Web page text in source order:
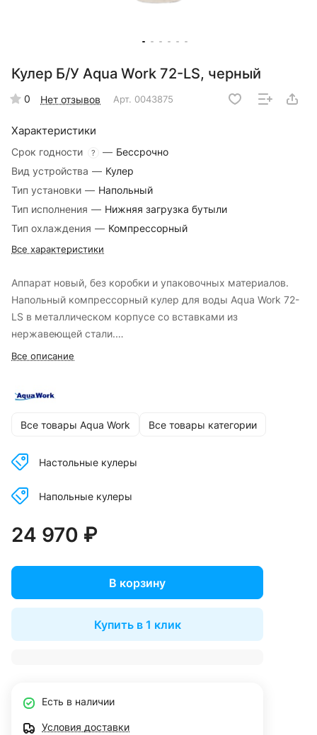
Кулер Б/У Aqua Work 72-LS, черный
0 Нет отзывов Арт. 0043875
Характеристики
Срок годности ? — Бессрочно
Вид устройства — Кулер
Тип установки — Напольный
Тип исполнения — Нижняя загрузка бутыли
Тип охлаждения — Компрессорный
Все характеристики
Аппарат новый, без коробки и упаковочных материалов.
Напольный компрессорный кулер для воды Aqua Work 72-
LS в металлическом корпусе со вставками из
нержавеющей стали.
Все описание
Все товары Aqua Work Все товары категории
Настольные кулеры
Напольные кулеры
24 970 ₽
В корзину
Купить в 1 клик
Есть в наличии
Условия доставки